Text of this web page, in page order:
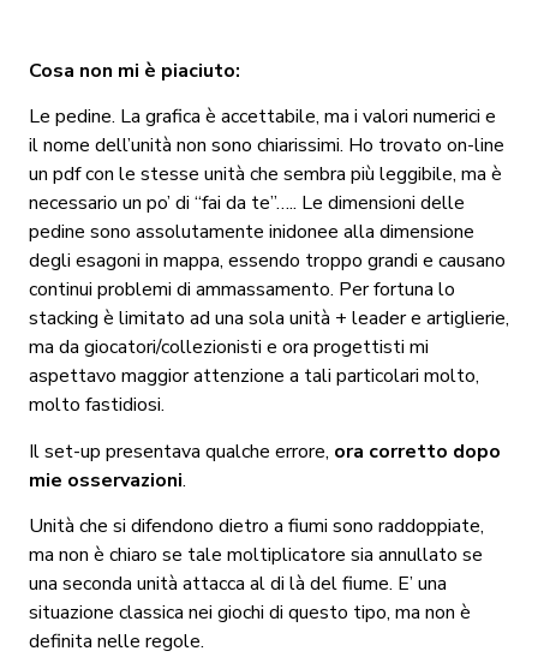
Cosa non mi è piaciuto:
Le pedine. La grafica è accettabile, ma i valori numerici e
il nome dell’unità non sono chiarissimi. Ho trovato on-line
un pdf con le stesse unità che sembra più leggibile, ma è
necessario un po’ di “fai da te”….. Le dimensioni delle
pedine sono assolutamente inidonee alla dimensione
degli esagoni in mappa, essendo troppo grandi e causano
continui problemi di ammassamento. Per fortuna lo
stacking è limitato ad una sola unità + leader e artiglierie,
ma da giocatori/collezionisti e ora progettisti mi
aspettavo maggior attenzione a tali particolari molto,
molto fastidiosi.
Il set-up presentava qualche errore, ora corretto dopo
mie osservazioni.
Unità che si difendono dietro a fiumi sono raddoppiate,
ma non è chiaro se tale moltiplicatore sia annullato se
una seconda unità attacca al di là del fiume. E’ una
situazione classica nei giochi di questo tipo, ma non è
definita nelle regole.